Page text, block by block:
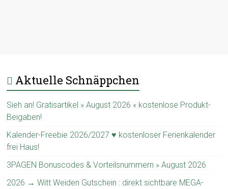
Aktuelle Schnäppchen
Sieh an! Gratisartikel » August 2026 « kostenlose Produkt-
Beigaben!
Kalender-Freebie 2026/2027 ♥ kostenloser Ferienkalender
frei Haus!
3PAGEN Bonuscodes & Vorteilsnummern » August 2026
2026 → Witt Weiden Gutschein : direkt sichtbare MEGA-